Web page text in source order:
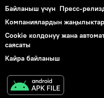
Байланыш үчүн Пресс-
Компаниялардын
Cookie колдонуу жана
саясаты
Кайра байланыш